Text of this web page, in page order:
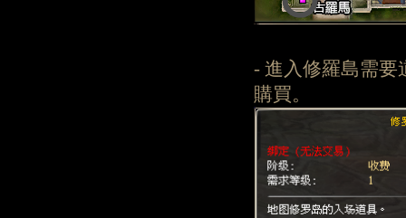
- 進入修羅島需要
購買。